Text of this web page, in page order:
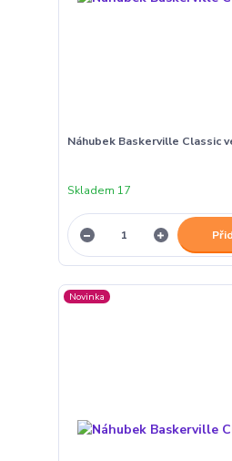
Náhubek Baskerville Classic
Skladem 17
Novinka